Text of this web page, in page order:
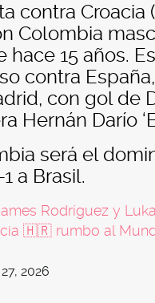
contra Croacia
Colombia
15 años.
contra
con gol de
Hernán Darío
será el
a Brasil.
Rodríguez y
🇭🇷 rumbo al
2026